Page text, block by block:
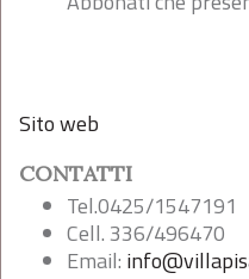
Sito web
CONTATTI
Tel.0425/1547191
Cell. 336/496470
Email: